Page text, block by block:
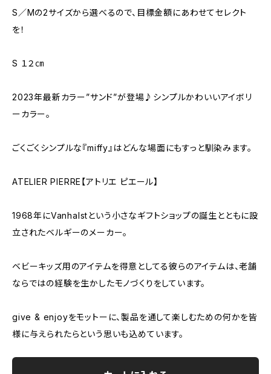
S／Mの2サイズから選べるので、目標金額にあわせてセレクト
を！
S １２㎝
2023年最新カラー”サンド”が登場♪シンプルかわいいアイボリ
ーカラー。
ごくごくシンプルな『miffy』はどんな場面にもすっと馴染みます。
ATELIER PIERRE【アトリエ ピエール】
1968年にVanhalstという小さなギフトショップの誕生とともに設
立されたベルギーのメーカー。
ベビーキッズ用のアイテムを得意としてる彼らのアイテムは、老舗
ならではの経験を生かしたモノづくりをしています。
give & enjoyをモットーに、製品を通して楽しむための何かを皆
様に与えられたらという思いも込めています。